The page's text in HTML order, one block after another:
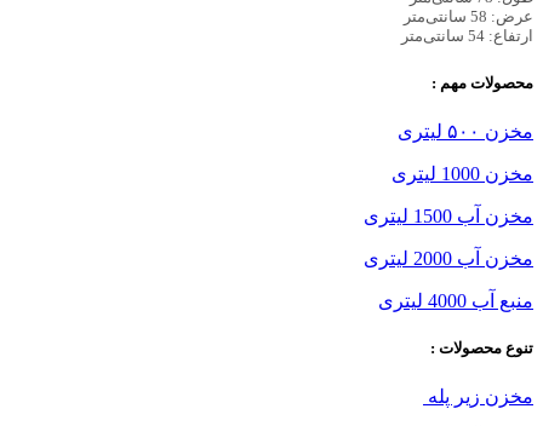
عرض: 58 سانتی‌متر
ارتفاع: 54 سانتی‌متر
محصولات مهم :
مخزن ۵۰۰ لیتری
مخزن 1000 لیتری
مخزن آب 1500 لیتری
مخزن آب 2000 لیتری
منبع آب 4000 لیتری
تنوع محصولات :
مخزن زیر پله